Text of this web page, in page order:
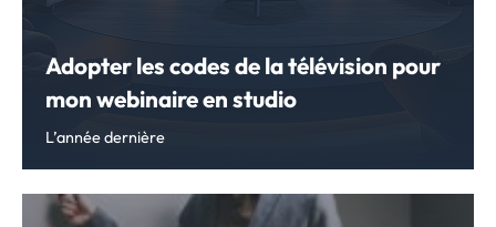
Adopter les codes de la télévision pour
mon webinaire en studio
L’année dernière